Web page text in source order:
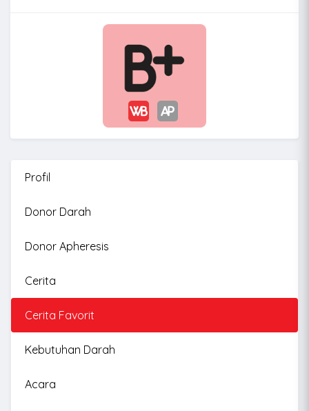
Profil
Donor Darah
Donor Apheresis
Cerita
Cerita Favorit
Kebutuhan Darah
Acara